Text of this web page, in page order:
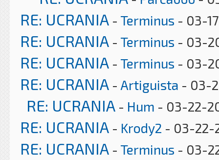
RE: UCRANIA - Terminus - 03-
RE: UCRANIA - Terminus - 03-
RE: UCRANIA - Terminus - 03-
RE: UCRANIA - Artiguista - 03-
RE: UCRANIA - Hum - 03-22-
RE: UCRANIA - Krody2 - 03-22-
RE: UCRANIA - Terminus - 03-